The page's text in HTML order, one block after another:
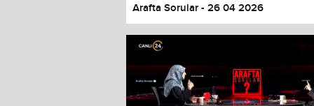
Arafta Sorular - 26 04 2026